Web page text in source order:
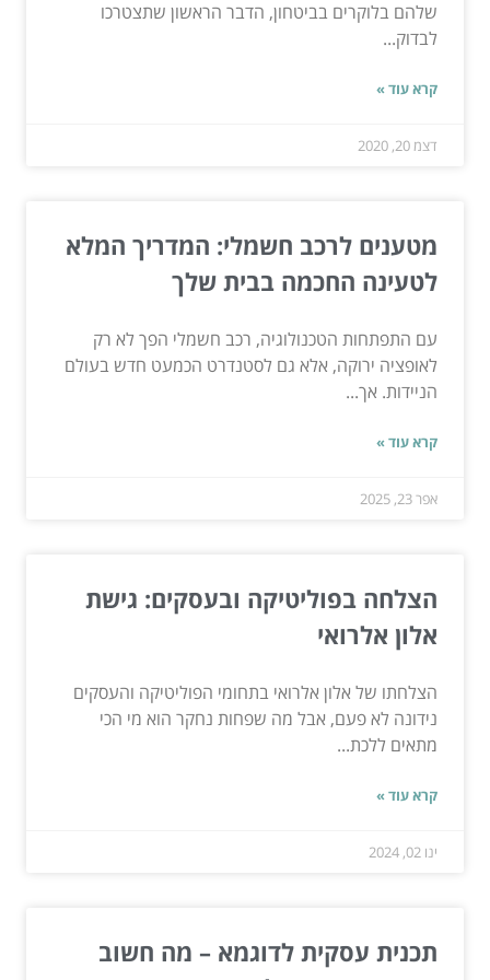
שלהם בלוקרים בביטחון, הדבר הראשון שתצטרכו
לבדוק...
קרא עוד »
דצמ 20, 2020
מטענים לרכב חשמלי: המדריך המלא
לטעינה החכמה בבית שלך
עם התפתחות הטכנולוגיה, רכב חשמלי הפך לא רק
לאופציה ירוקה, אלא גם לסטנדרט הכמעט חדש בעולם
הניידות. אך...
קרא עוד »
אפר 23, 2025
הצלחה בפוליטיקה ובעסקים: גישת
אלון אלרואי
הצלחתו של אלון אלרואי בתחומי הפוליטיקה והעסקים
נידונה לא פעם, אבל מה שפחות נחקר הוא מי הכי
מתאים ללכת...
קרא עוד »
ינו 02, 2024
תכנית עסקית לדוגמא – מה חשוב